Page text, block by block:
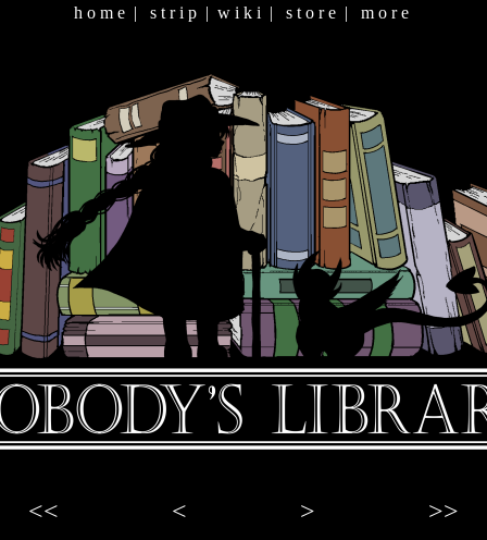
h o m e | s t r i p | w i k i | s t o r e | m o r e
<< < > >>